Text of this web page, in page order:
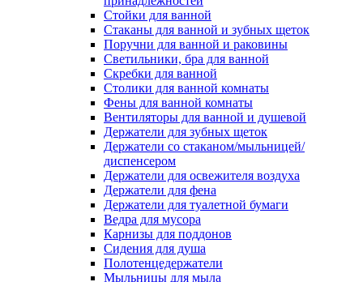
Стойки для ванной
Стаканы для ванной и зубных щеток
Поручни для ванной и раковины
Светильники, бра для ванной
Скребки для ванной
Столики для ванной комнаты
Фены для ванной комнаты
Вентиляторы для ванной и душевой
Держатели для зубных щеток
Держатели со стаканом/мыльницей/
диспенсером
Держатели для освежителя воздуха
Держатели для фена
Держатели для туалетной бумаги
Ведра для мусора
Карнизы для поддонов
Сидения для душа
Полотенцедержатели
Мыльницы для мыла